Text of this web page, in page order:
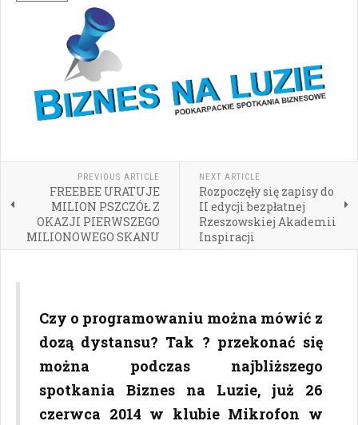
PREVIOUS ARTICLE
FREEBEE URATUJE
MILION PSZCZÓŁ Z
OKAZJI PIERWSZEGO
MILIONOWEGO SKANU
NEXT ARTICLE
Rozpoczęły się zapisy do
II edycji bezpłatnej
Rzeszowskiej Akademii
Inspiracji
Czy o programowaniu można mówić z
dozą dystansu? Tak ? przekonać się
można podczas najbliższego
spotkania Biznes na Luzie, już 26
czerwca 2014 w klubie Mikrofon w